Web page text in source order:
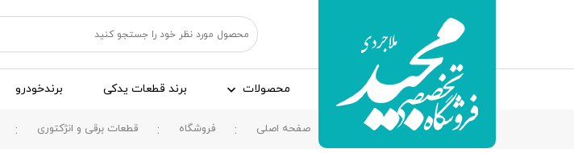
محصولات برند قطعات یدکی برندخودرو
صفحه اصلی فروشگاه قطعات برقی و انژکتوری